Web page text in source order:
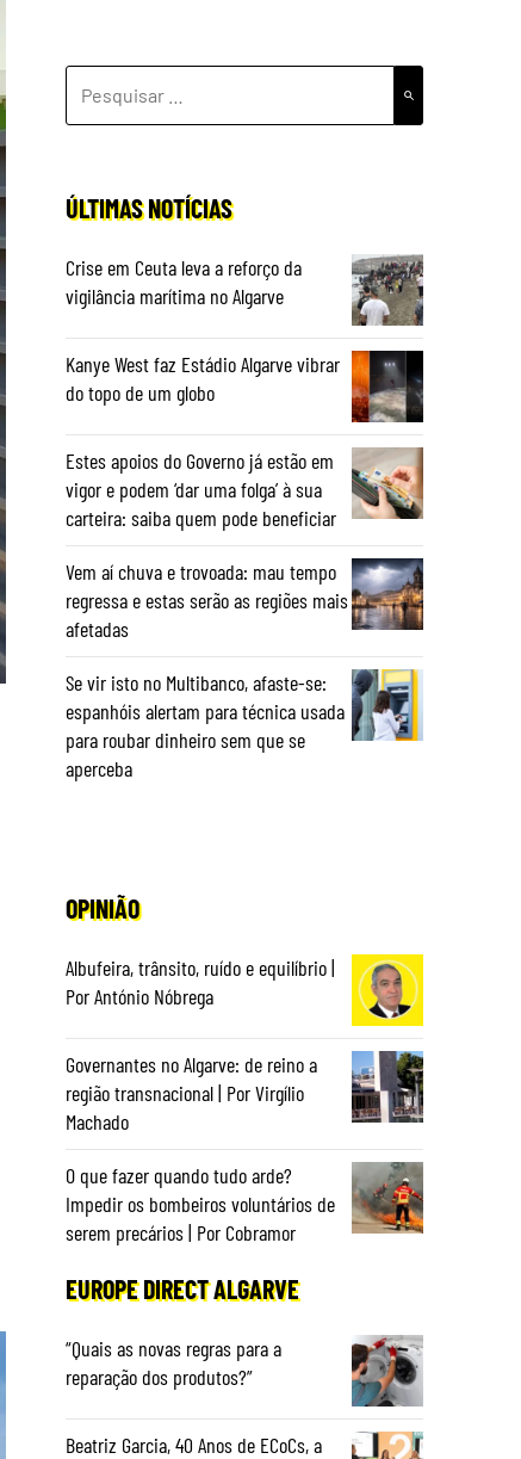
POR:
ÚLTIMAS NOTÍCIAS
Crise em Ceuta leva a reforço da
vigilância marítima no Algarve
Kanye West faz Estádio Algarve vibrar
do topo de um globo
Estes apoios do Governo já estão em
vigor e podem ‘dar uma folga’ à sua
carteira: saiba quem pode beneficiar
Vem aí chuva e trovoada: mau tempo
regressa e estas serão as regiões mais
afetadas
Se vir isto no Multibanco, afaste-se:
espanhóis alertam para técnica usada
para roubar dinheiro sem que se
aperceba
OPINIÃO
Albufeira, trânsito, ruído e equilíbrio |
Por António Nóbrega
Governantes no Algarve: de reino a
região transnacional | Por Virgílio
Machado
O que fazer quando tudo arde?
Impedir os bombeiros voluntários de
serem precários | Por Cobramor
EUROPE DIRECT ALGARVE
“Quais as novas regras para a
reparação dos produtos?”
Beatriz Garcia, 40 Anos de ECoCs, a